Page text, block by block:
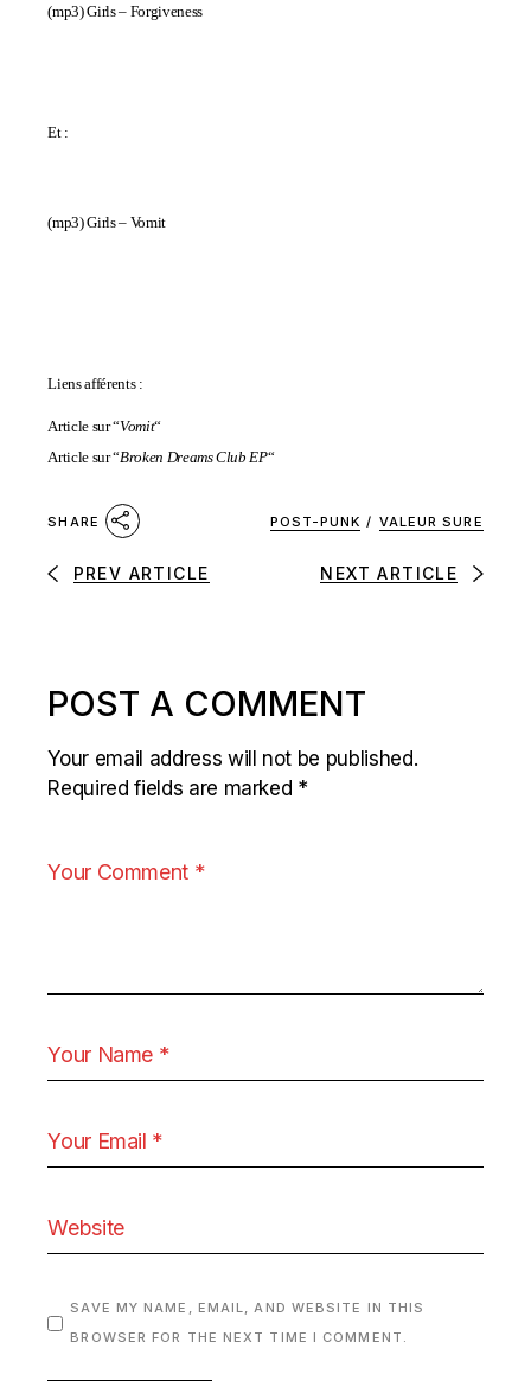
(mp3)Girls – Forgiveness
Et :
(mp3)Girls – Vomit
Liens afférents :
Article sur “Vomit“
Article sur “Broken Dreams Club EP“
SHARE POST-PUNK / VALEUR SURE
PREV ARTICLE NEXT ARTICLE
POST A COMMENT
Your email address will not be published.
Required fields are marked *
SAVE MY NAME, EMAIL, AND WEBSITE IN THIS
BROWSER FOR THE NEXT TIME I COMMENT.